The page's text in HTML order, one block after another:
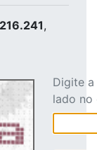
,
Digite
lado no